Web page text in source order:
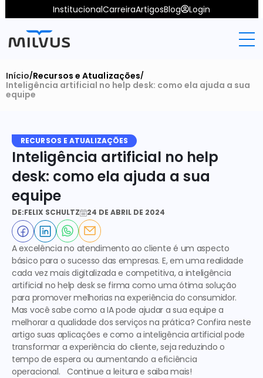
InstitucionalCarreiraArtigosBlog Login
Início/Recursos e Atualizações/
Inteligência artificial no help desk: como ela ajuda a sua
equipe
RECURSOS E ATUALIZAÇÕES
Inteligência artificial no help
desk: como ela ajuda a sua
equipe
DE:FELIX SCHULTZ 24 DE ABRIL DE 2024
A excelência no atendimento ao cliente é um aspecto
básico para o sucesso das empresas. E, em uma realidade
cada vez mais digitalizada e competitiva, a inteligência
artificial no help desk se firma como uma ótima solução
para promover melhorias na experiência do consumidor.
Mas você sabe como a IA pode ajudar a sua equipe a
melhorar a qualidade dos serviços na prática? Confira neste
artigo suas aplicações e como a inteligência artificial pode
transformar a experiência do cliente, seja reduzindo o
tempo de espera ou aumentando a eficiência
operacional.   Continue a leitura e saiba mais!